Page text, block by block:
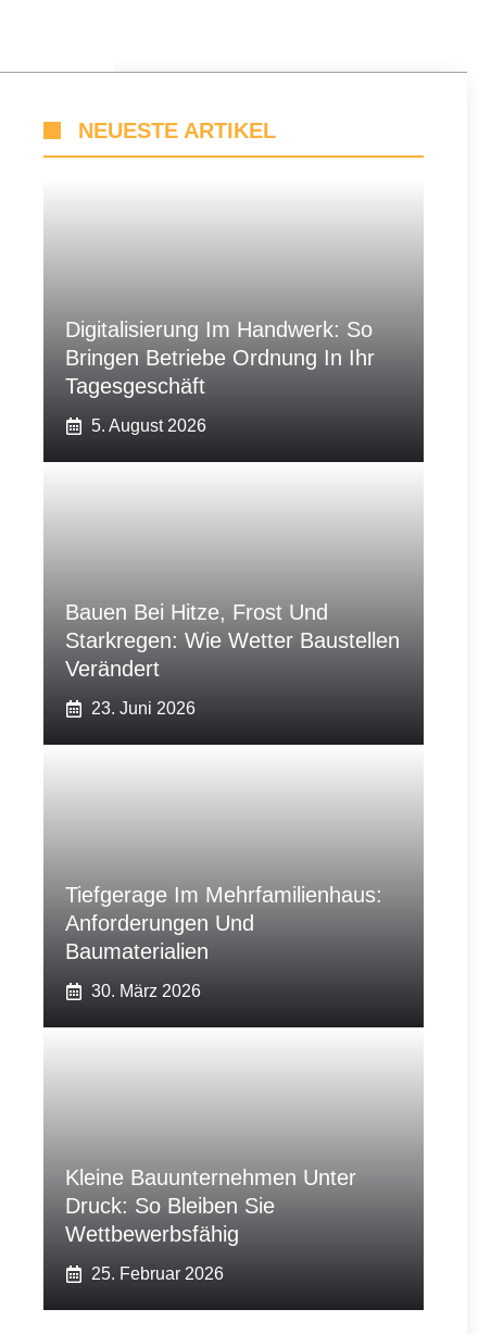
NEUESTE ARTIKEL
Digitalisierung Im Handwerk: So
Bringen Betriebe Ordnung In Ihr
Tagesgeschäft
5. August 2026
Bauen Bei Hitze, Frost Und
Starkregen: Wie Wetter Baustellen
Verändert
23. Juni 2026
Tiefgerage Im Mehrfamilienhaus:
Anforderungen Und
Baumaterialien
30. März 2026
Kleine Bauunternehmen Unter
Druck: So Bleiben Sie
Wettbewerbsfähig
25. Februar 2026